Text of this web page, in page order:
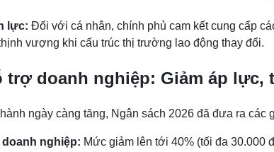
lực: Đối với cá nhân, chính phủ cam kết cung cấp
vượng khi cấu trúc thị trường lao động thay đổi.
trợ doanh nghiệp: Giảm áp lực,
ngày càng tăng, Ngân sách 2026 đã đưa ra
nghiệp: Mức giảm lên tới 40% (tối đa 30.000